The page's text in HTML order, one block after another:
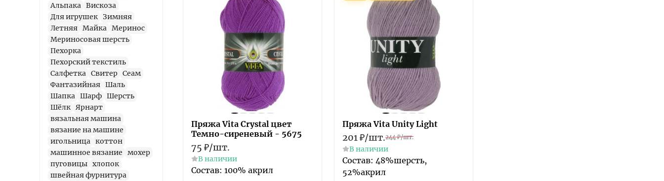
Альпака
Вискоза
Для игрушек
Зимняя
Летняя Майка
Меринос
Мериносовая шерсть
Пехорка
Пехорский текстиль
Салфетка
Свитер Сеам
Фантазийная Шаль
Шапка
Шарф Шерсть
Шёлк
Ярнарт
вязальная машина
вязание на машине
игольница
коттон
машинное вязание
мохер
пуговицы хлопок
швейная фурнитура
Пряжа Vita Crystal цвет
Темно-сиреневый - 5675
75 ₽/шт.
В наличии
Состав: 100% акрил
Пряжа Vita Unity Light
201₽/шт.244 ₽/шт.
В наличии
Состав: 48%шерсть,
52%акрил